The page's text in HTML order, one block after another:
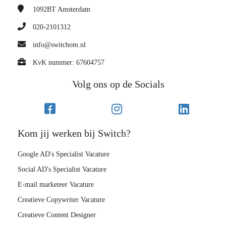
1092BT Amsterdam
020-2101312
info@switchom.nl
KvK nummer: 67604757
Volg ons op de Socials
Kom jij werken bij Switch?
Google AD's Specialist Vacature
Social AD's Specialist Vacature
E-mail marketeer Vacature
Creatieve Copywriter Vacature
Creatieve Content Designer